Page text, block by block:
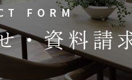
FORM
・資料請